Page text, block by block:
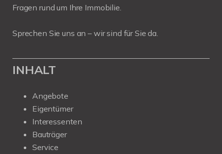
Fragen rund um Ihre Immobilie.
Sprechen Sie uns an – wir sind für Sie da.
INHALT
Angebote
Eigentümer
Interessenten
Bauträger
Service